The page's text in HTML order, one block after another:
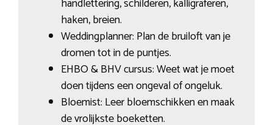
haken, breien.
Weddingplanner: Plan de bruiloft van je
dromen tot in de puntjes.
EHBO & BHV cursus: Weet wat je moet
doen tijdens een ongeval of ongeluk.
Bloemist: Leer bloemschikken en maak
de vrolijkste boeketten.